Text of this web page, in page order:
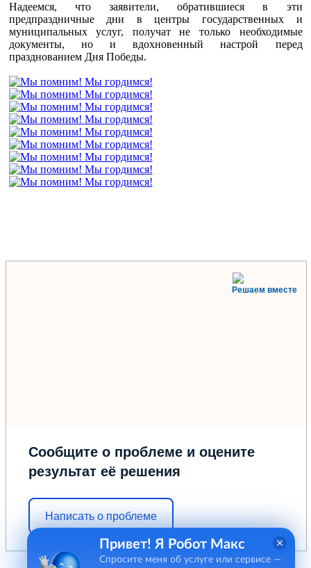
Надеемся, что заявители, обратившиеся в эти
предпраздничные дни в центры государственных и
муниципальных услуг, получат не только необходимые
документы, но и вдохновенный настрой перед
празднованием Дня Победы.
Решаем вместе
Сообщите о проблеме и оцените
результат её решения
Написать о проблеме
Привет! Я Робот Макс
Спросите меня об услуге или сервисе —